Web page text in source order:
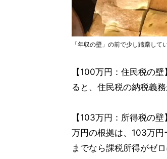
「年収の壁」の前で少し躊躇して
【100万円：住民税の
ると、住民税の納税義務
【103万円：所得税の
万円の根拠は、103万
までなら課税所得がゼ